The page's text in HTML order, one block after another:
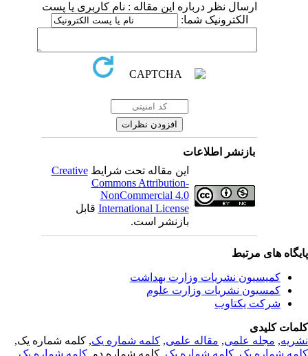
ارسال نظر درباره این مقاله : نام کاربری یا پست
الکترونیک شما:
بازنشر اطلاعات
این مقاله تحت شرایطCreative
Commons Attribution-
NonCommercial 4.0
International Licenseقابل
بازنشر است.
های مرتبط
کمیسیون نشریات وزارت بهداشت
کمسیون نشریات وزارت علوم
شرکت یکتاوب
کلیدی
,مجله علمی, مقاله علمی, کلمه شماره یک, کلمه شماره یک,
شماره یک, کلمه شماره یک, کلمه شماره دو,کلمه شماره یک,